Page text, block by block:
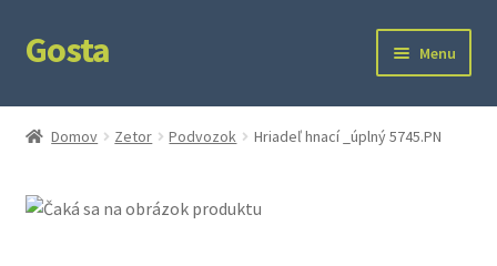
Preskočiť
na
Preskočiť
na
Gosta Menu
Domov
Domov Zetor Podvozok Hriadeľ hnací _úplný 5745.PN